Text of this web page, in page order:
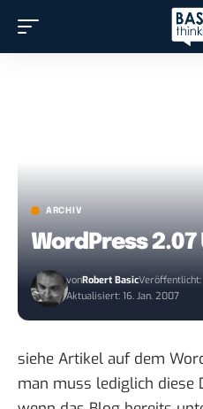
ARCHIV
WordPress
vonRobert BasicVeröffentlicht:
Aktualisiert: 16. Jan. 2007
siehe Artikel auf dem
man muss lediglich diese